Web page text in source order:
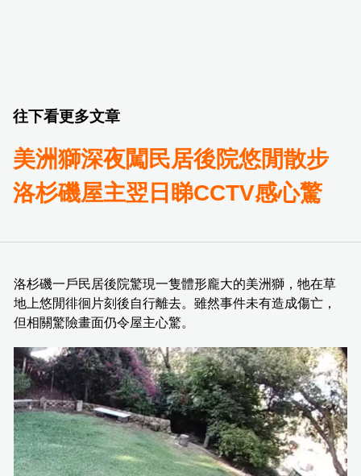
往下看更多文章
美洲獅深夜闖民居後院悠閒散步
洛杉磯屋主翌日睇CCTV感心驚
洛杉磯一戶民居後院驚現一隻體形龐大的美洲獅，牠在草
地上悠閒徘徊片刻後自行離去。雖然事件未有造成傷亡，
但相關驚險畫面仍令屋主心驚。